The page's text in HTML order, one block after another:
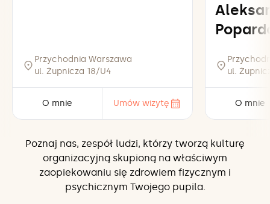
Przychodnia Warszawa
ul. Żupnicza 18/U4
O mnie Umów wizytę
ul.
O mnie
Poznaj nas, zespół ludzi, którzy tworzą kulturę
organizacyjną skupioną na właściwym
zaopiekowaniu się zdrowiem fizycznym i
psychicznym Twojego pupila.